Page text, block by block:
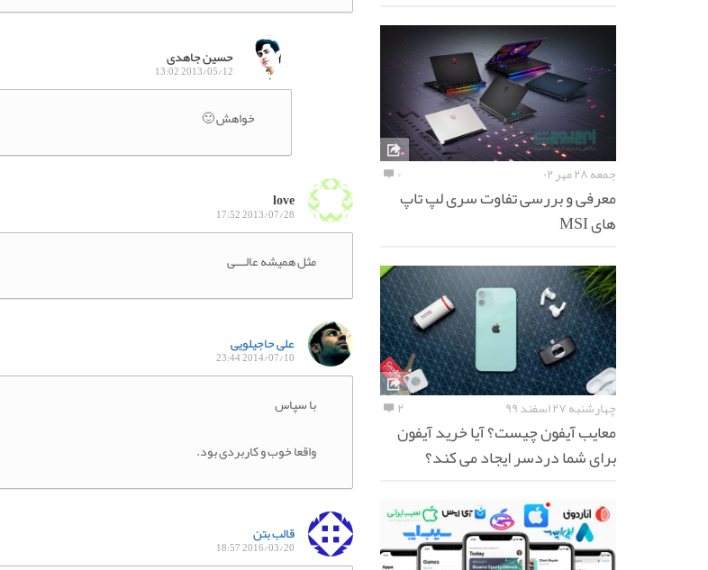
حسین جاهدی
2013/05/12 13:02
خواهش 🙂
love
2013/07/28 17:52
مثل همیشه عالــــی
علی حاجیلویی
2014/07/10 23:44
با سپاس
واقعا خوب و کاربردی بود.
قالب بتن
2016/03/20 18:57
جمعه ۲۸ مهر ۰۲ ۰
معرفی و بررسی تفاوت سری لپ تاپ
های MSI
چهارشنبه ۲۷ اسفند ۹۹ ۲
معایب آیفون چیست؟ آیا خرید آیفون
برای شما دردسر ایجاد می کند؟